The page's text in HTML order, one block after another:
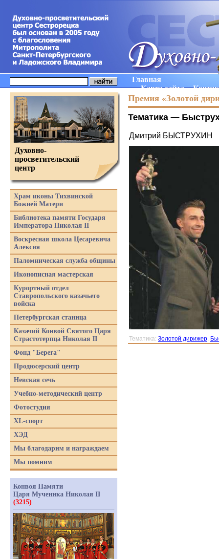
Главная
Карта сайта
Премия «Золотой
Тематика —
Дмитрий БЫСТРУХИН
Тематика: Золотой дирижер,
Духовно-
просветительский
центр
Храм иконы Тихвинской
Божией Матери
Библиотека памяти Государя
Императора Николая II
Воскресная школа Цесаревича
Алексия
Паломническая служба общины
Иконописная мастерская
Курортный отдел
Ставропольского казачьего
войска
Петербургская станица
Казачий Конвой Святого Царя
Страстотерпца Николая II
Фонд "Берега"
Продюсерский центр
Невская сечь
Учебно-методический центр
Фотостудия
XL-спорт
ХЭД
Мы благодарим и награждаем
Мы помним
Конвоя Памяти
Царя Мученика Николая II
(3215)